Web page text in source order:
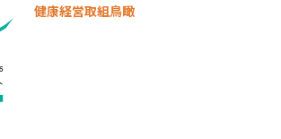
健康経営取組鳥瞰